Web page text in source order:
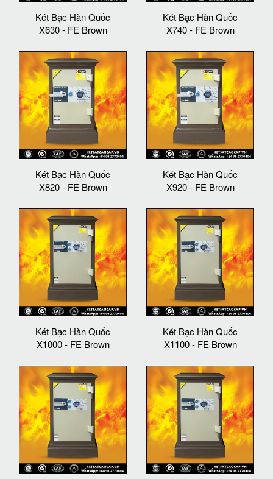
Két Bạc Hàn Quốc
X630 - FE Brown
Két Bạc Hàn Quốc
X740 - FE Brown
Két Bạc Hàn Quốc
X820 - FE Brown
Két Bạc Hàn Quốc
X920 - FE Brown
Két Bạc Hàn Quốc
X1000 - FE Brown
Két Bạc Hàn Quốc
X1100 - FE Brown